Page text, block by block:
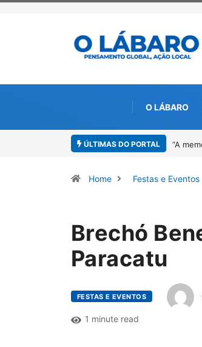
O LÁBARO
ÚLTIMAS DO PORTAL
Sandro Neiva lança livro sobre Rosilene
Home Festas e Eventos
Brechó
Paracatu
FESTAS E EVENTOS
1 minute read